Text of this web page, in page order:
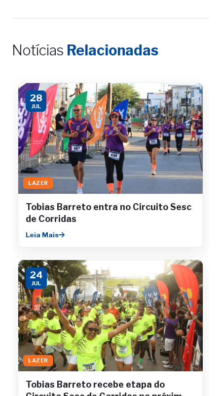
Notícias Relacionadas
28
JUL
LAZER
Tobias Barreto entra no Circuito Sesc
de Corridas
Leia Mais
24
JUL
LAZER
Tobias Barreto recebe etapa do